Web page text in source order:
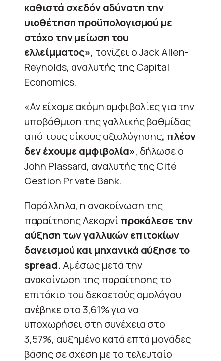
καθιστά σχεδόν αδύνατη την
υιοθέτηση προϋπολογισμού με
στόχο την μείωση του
ελλείμματος», τονίζει ο Jack Allen-
Reynolds, αναλυτής της Capital
Economics.
«Αν είχαμε ακόμη αμφιβολίες για την
υποβάθμιση της γαλλικής βαθμίδας
από τους οίκους αξιολόγησης, πλέον
δεν έχουμε αμφιβολία», δήλωσε ο
John Plassard, αναλυτής της Cité
Gestion Private Bank.
Παράλληλα, η ανακοίνωση της
παραίτησης Λεκορνί προκάλεσε την
αύξηση των γαλλικών επιτοκίων
δανεισμού και μηχανικά αύξησε το
spread. Αμέσως μετά την
ανακοίνωση της παραίτησης το
επιτόκιο του δεκαετούς ομολόγου
ανέβηκε στο 3,61% για να
υποχωρήσει στη συνέχεια στο
3,57%, αυξημένο κατά επτά μονάδες
βάσης σε σχέση με το τελευταίο